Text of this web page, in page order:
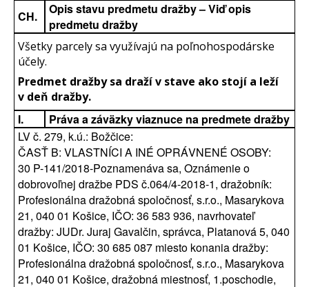
CH.
Opis stavu predmetu dražby – Viď opis
predmetu dražby
Všetky parcely sa využívajú na poľnohospodárske
účely.
Predmet dražby sa draží v stave ako stojí a leží
v deň dražby.
I.
Práva a záväzky viaznuce na predmete dražby
LV č. 279, k.ú.: Božčice:
ČASŤ B: VLASTNÍCI A INÉ OPRÁVNENÉ OSOBY:
30 P-141/2018-Poznamenáva sa, Oznámenie o
dobrovoľnej dražbe PDS č.064/4-2018-1, dražobník:
Profesionálna dražobná spoločnosť, s.r.o., Masarykova
21, 040 01 Košice, IČO: 36 583 936, navrhovateľ
dražby: JUDr. Juraj Gavalčin, správca, Platanová 5, 040
01 Košice, IČO: 30 685 087 miesto konania dražby:
Profesionálna dražobná spoločnosť, s.r.o., Masarykova
21, 040 01 Košice, dražobná miestnosť, 1.poschodie,